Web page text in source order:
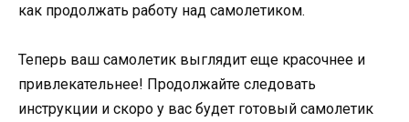
как продолжать работу над самолетиком.
Теперь ваш самолетик выглядит еще красочнее и
привлекательнее! Продолжайте следовать
инструкции и скоро у вас будет готовый самолетик